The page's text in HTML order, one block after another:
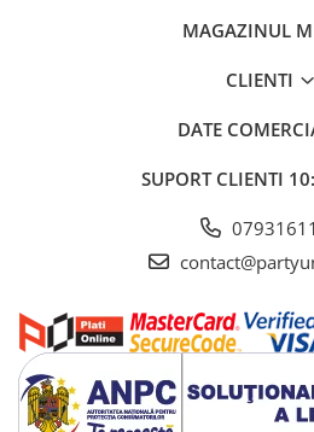
MAGAZINUL
CLIENTI
DATE
SUPORT CLIENTI